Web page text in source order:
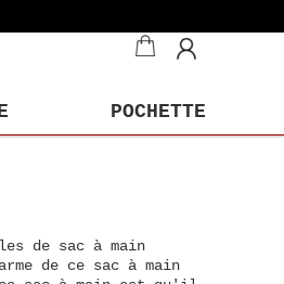
POCHETTE
de sac à main
de ce sac à main